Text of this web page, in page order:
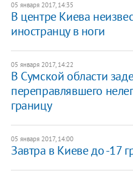
05 января 2017, 14:35
В центре Киева
иностранцу в ноги
05 января 2017, 14:22
В Сумской области
переправлявшего
границу
05 января 2017, 14:00
Завтра в Киеве до -17